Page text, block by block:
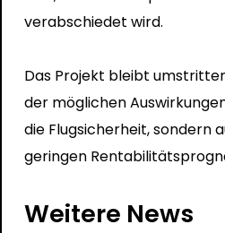
verabschiedet wird.
Das Projekt bleibt
der möglichen
die Flugsicherheit, sondern
geringen
Weitere News